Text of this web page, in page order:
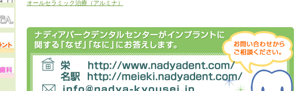
オールセラミック治療（アルミナ）